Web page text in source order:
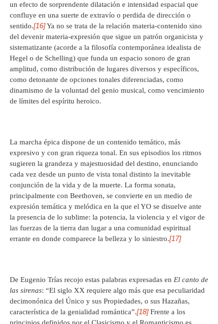
un efecto de sorprendente dilatación e intensidad espacial que
confluye en una suerte de extravío o perdida de dirección o
sentido.[16]Ya no se trata de la relación materia-contenido sino
del devenir materia-expresión que sigue un patrón organicista y
sistematizante (acorde a la filosofía contemporánea idealista de
Hegel o de Schelling) que funda un espacio sonoro de gran
amplitud, como distribución de lugares diversos y específicos,
como detonante de opciones tonales diferenciadas, como
dinamismo de la voluntad del genio musical, como vencimiento
de límites del espíritu heroico.
La marcha épica dispone de un contenido temático, más
expresivo y con gran riqueza tonal. En sus episodios los ritmos
sugieren la grandeza y majestuosidad del destino, enunciando
cada vez desde un punto de vista tonal distinto la inevitable
conjunción de la vida y de la muerte. La forma sonata,
principalmente con Beethoven, se convierte en un medio de
expresión temática y melódica en la que el YO se disuelve ante
la presencia de lo sublime: la potencia, la violencia y el vigor de
las fuerzas de la tierra dan lugar a una comunidad espiritual
errante en donde comparece la belleza y lo siniestro.[17]
De Eugenio Trías recojo estas palabras expresadas en El canto de
las sirenas: “El siglo XX requiere algo más que esa peculiaridad
decimonónica del Único y sus Propiedades, o sus Hazañas,
característica de la genialidad romántica”.[18]Frente a los